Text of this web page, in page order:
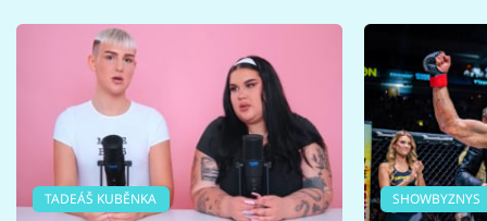
TADEÁŠ KUBĚNKA SHOWBYZNYS